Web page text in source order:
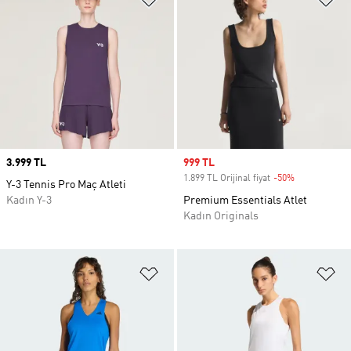
Price
3.999 TL
Y-3 Tennis Pro Maç Atleti
Kadın Y-3
Sale price
999 TL
1.899 TL Orijinal fiyat -50%
Premium Essentials Atlet
Kadın Originals
Favori Listesine Ekle